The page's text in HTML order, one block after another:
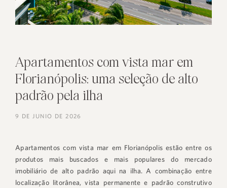
Apartamentos com vista mar em
Florianópolis: uma seleção de alto
padrão pela ilha
9 DE JUNIO DE 2026
Apartamentos com vista mar em Florianópolis estão entre os
produtos mais buscados e mais populares do mercado
imobiliário de alto padrão aqui na ilha. A combinação entre
localização litorânea, vista permanente e padrão construtivo